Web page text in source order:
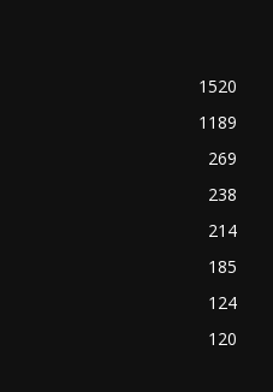
1520
1189
269
238
214
185
124
120